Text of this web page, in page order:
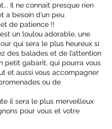
Il ne connait presque rien
a besoin d’un peu
de patience !!
un loulou adorable, une
qui sera le plus heureux si
des balades et de l’attention
petit gabarit, qui pourra vous
et aussi vous accompagner
ou de
il sera le plus merveilleux
pour vous et votre